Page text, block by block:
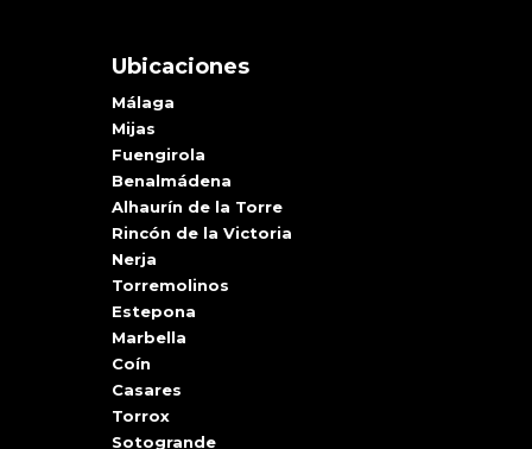
Ubicaciones
Málaga
Mijas
Fuengirola
Benalmádena
Alhaurín de la Torre
Rincón de la Victoria
Nerja
Torremolinos
Estepona
Marbella
Coín
Casares
Torrox
Sotogrande